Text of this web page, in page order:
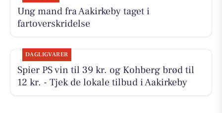
Ung mand fra Aakirkeby taget i
fartoverskridelse
DAGLIGVARER
Spier PS vin til 39 kr. og Kohberg brød til
12 kr. - Tjek de lokale tilbud i Aakirkeby